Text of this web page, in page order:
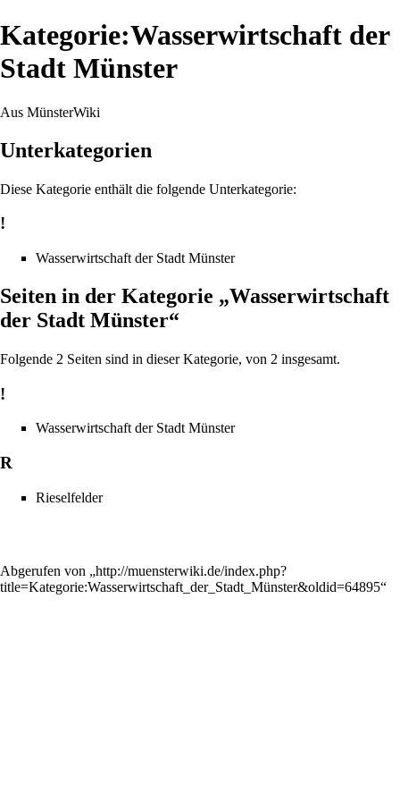
Kategorie:Wasserwirtschaft der
Stadt Münster
Aus MünsterWiki
Unterkategorien
Diese Kategorie enthält die folgende Unterkategorie:
!
Wasserwirtschaft der Stadt Münster
Seiten in der Kategorie „Wasserwirtschaft
der Stadt Münster“
Folgende 2 Seiten sind in dieser Kategorie, von 2 insgesamt.
!
Wasserwirtschaft der Stadt Münster
R
Rieselfelder
Abgerufen von „http://muensterwiki.de/index.php?
title=Kategorie:Wasserwirtschaft_der_Stadt_Münster&oldid=64895“